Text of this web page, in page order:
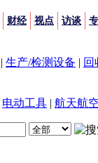
财经 视点 访谈
| 生产/检测设备 | 回
电动工具 | 航天航